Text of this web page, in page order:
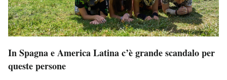
In Spagna e America Latina c’è grande scandalo per
queste persone